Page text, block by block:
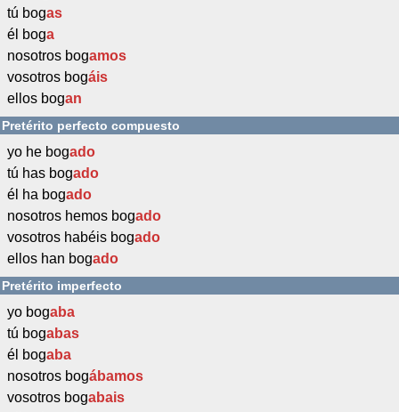
tú bogas
él boga
nosotros bogamos
vosotros bogáis
ellos bogan
Pretérito perfecto compuesto
yo he bogado
tú has bogado
él ha bogado
nosotros hemos bogado
vosotros habéis bogado
ellos han bogado
Pretérito imperfecto
yo bogaba
tú bogabas
él bogaba
nosotros bogábamos
vosotros bogabais